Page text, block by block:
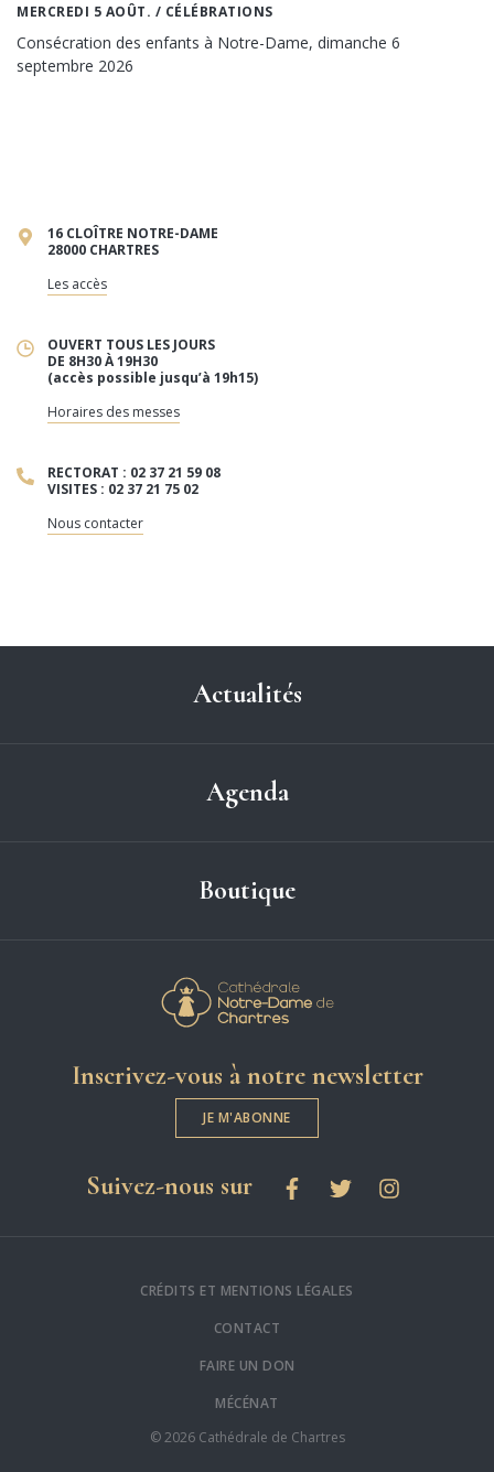
MERCREDI 5 AOÛT. / CÉLÉBRATIONS
Consécration des enfants à Notre-Dame, dimanche 6
septembre 2026
16 CLOÎTRE NOTRE-DAME
28000 CHARTRES
Les accès
OUVERT TOUS LES JOURS
DE 8H30 À 19H30
(accès possible jusqu’à 19h15)
Horaires des messes
RECTORAT : 02 37 21 59 08
VISITES : 02 37 21 75 02
Nous contacter
Actualités
Agenda
Boutique
Inscrivez-vous à notre newsletter
JE M'ABONNE
Suivez-nous surles réseaux sociaux
FacebookTwitterInstagram
CRÉDITS ET MENTIONS LÉGALES
CONTACT
FAIRE UN DON
MÉCÉNAT
© 2026 Cathédrale de Chartres